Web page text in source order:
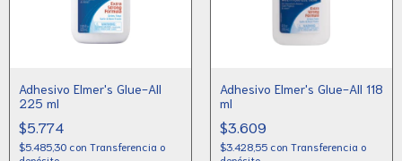
Adhesivo Elmer's Glue-All
225 ml
$5.774
$5.485,30 con Transferencia o
Adhesivo Elmer's Glue-All 118
ml
$3.609
$3.428,55 con Transferencia o